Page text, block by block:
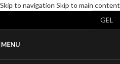
Skip to navigation Skip to main content
MENU